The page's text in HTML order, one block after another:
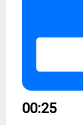
00:25